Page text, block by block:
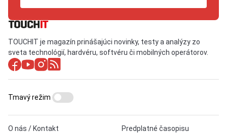
TOUCHIT je magazín prinášajúci novinky, testy a analýzy zo
sveta technológií, hardvéru, softvéru či mobilných operátorov.
O nás / Kontakt
Predplatné časopisu
Tmavý režim